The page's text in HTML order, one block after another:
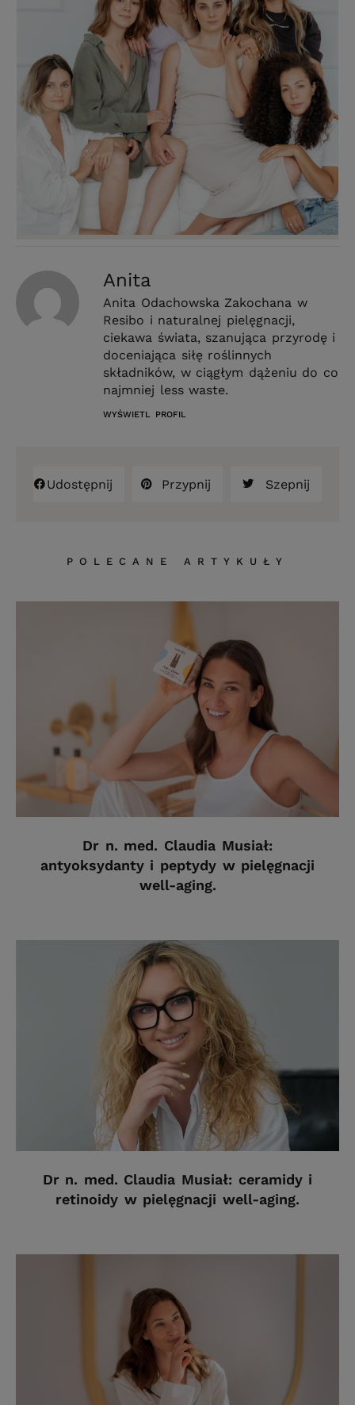
Anita
Anita Odachowska Zakochana w
Resibo i naturalnej pielęgnacji,
ciekawa świata, szanująca przyrodę i
doceniająca siłę roślinnych
składników, w ciągłym dążeniu do co
najmniej less waste.
WYŚWIETL PROFIL
Udostępnij Przypnij Szepnij
POLECANE ARTYKUŁY
Dr n. med. Claudia Musiał:
antyoksydanty i peptydy w pielęgnacji
well-aging.
Dr n. med. Claudia Musiał: ceramidy i
retinoidy w pielęgnacji well-aging.